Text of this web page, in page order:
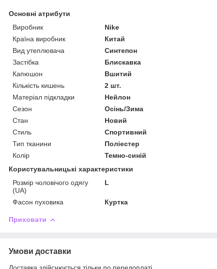
Основні атрибути
Виробник
Nike
Країна виробник
Китай
Вид утеплювача
Синтепон
Застібка
Блискавка
Капюшон
Вшитий
Кількість кишень
2 шт.
Матеріал підкладки
Нейлон
Сезон
Осінь/Зима
Стан
Новий
Стиль
Спортивний
Тип тканини
Поліестер
Колір
Темно-синій
Користувальницькі характеристики
Розмір чоловічого одягу
(UA)
L
Фасон пуховика Куртка
Приховати
Умови доставки
Доставка здійснюється тільки по передоплаті.